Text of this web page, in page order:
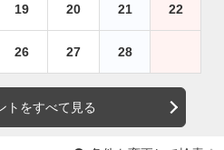
19 20 21 22
26 27 28
トをすべて見る